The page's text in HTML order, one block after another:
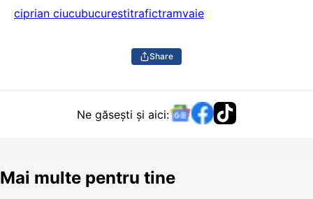
numele lui
ciprian ciucubucurestitrafictramvaie
Share
Ne găsești și aici:
Mai multe pentru tine